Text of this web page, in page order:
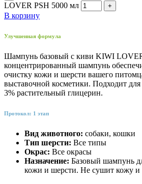
LOVER PSH 5000 мл
+
В корзину
Улучшенная формула
Шампунь базовый с киви KIWI
концентрированный шампунь
очистку кожи и шерсти вашего
выставочной косметики. Подходит
3% растительный глицерин.
Протокол: 1 этап
Вид животного: собаки, кошки
Тип шерсти: Все типы
Окрас: Все окрасы
Назначение: Базовый шампунь
кожи и шерсти. Не сушит кожу и